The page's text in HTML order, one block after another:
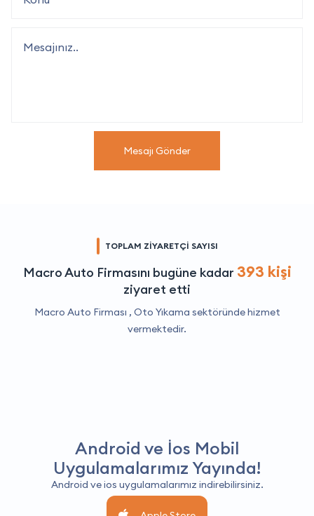
Mesajı Gönder
TOPLAM ZİYARETÇİ SAYISI
Macro Auto Firmasını bugüne kadar 393 kişi
ziyaret etti
Macro Auto Firması , Oto Yıkama sektöründe hizmet
vermektedir.
Android ve İos Mobil
Uygulamalarımız Yayında!
Android ve ios uygulamalarımız indirebilirsiniz.